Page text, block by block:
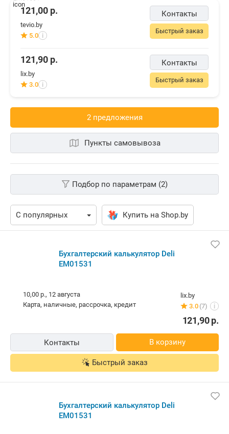
Контакты
Быстрый заказ
121,00 р.
tevio.by
5.0 i
Контакты
Быстрый заказ
121,90 р.
lix.by
3.0 i
2 предложения
Пункты самовывоза
Подбор по параметрам (2)
Купить на Shop.by
Бухгалтерский калькулятор Deli
EM01531
lix.by
3.0 (7) i
10,00 р., 12 августа
карта, наличные, рассрочка, кредит
121,90р.
Контакты В корзину
Быстрый заказ
Бухгалтерский калькулятор Deli
EM01531